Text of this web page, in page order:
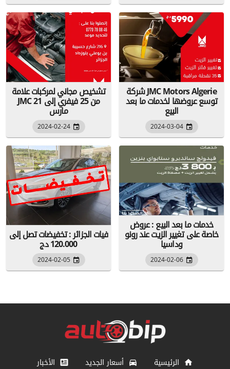
شركة JMC Motors Algerie
توسع عروضها لخدمات ما بعد
البيع
2024-03-04
تشخيص مجاني لمركبات علامة
JMC من 25 فيفري إلى 21
مارس
2024-02-24
خدمات ما بعد البيع : عروض
خاصة على تغيير الزيت عند رونو
وداسيا
2024-02-06
فيات الجزائر : تخفيضات تصل إلى
120.000 دج
2024-02-05
الرئيسية أسعار الجديد الأخبار